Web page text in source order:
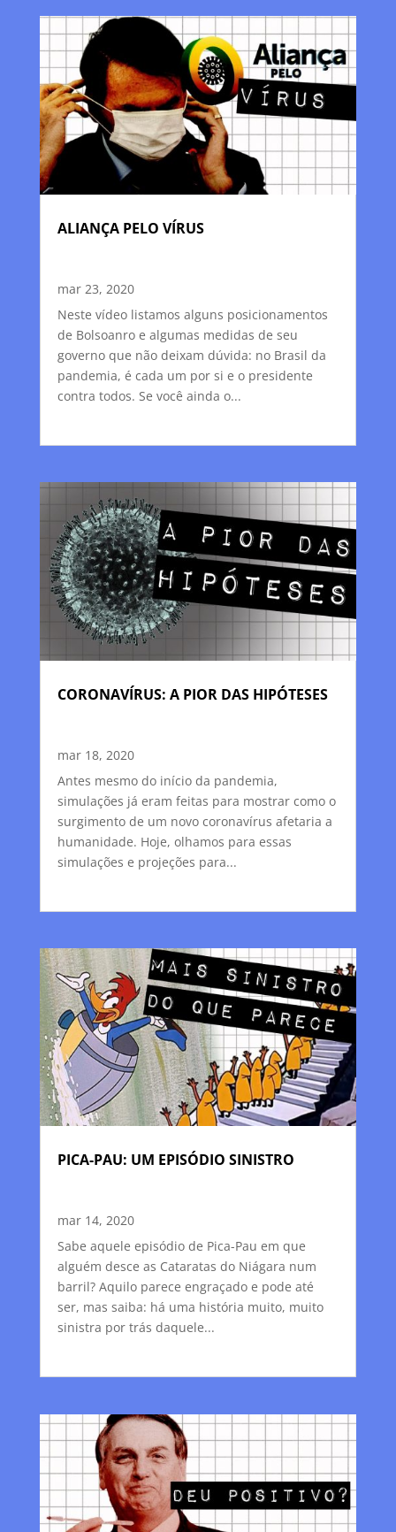
ALIANÇA PELO VÍRUS
mar 23, 2020
Neste vídeo listamos alguns posicionamentos
de Bolsoanro e algumas medidas de seu
governo que não deixam dúvida: no Brasil da
pandemia, é cada um por si e o presidente
contra todos. Se você ainda o...
CORONAVÍRUS: A PIOR DAS HIPÓTESES
mar 18, 2020
Antes mesmo do início da pandemia,
simulações já eram feitas para mostrar como o
surgimento de um novo coronavírus afetaria a
humanidade. Hoje, olhamos para essas
simulações e projeções para...
PICA-PAU: UM EPISÓDIO SINISTRO
mar 14, 2020
Sabe aquele episódio de Pica-Pau em que
alguém desce as Cataratas do Niágara num
barril? Aquilo parece engraçado e pode até
ser, mas saiba: há uma história muito, muito
sinistra por trás daquele...